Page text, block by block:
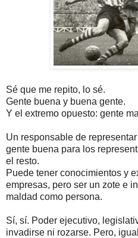
Sé que me repito, lo sé.
Gente buena y buena gente.
Y el extremo opuesto: gente
Un responsable de
gente buena para los
el resto.
Puede tener conocimientos y
empresas, pero ser un zote e
maldad como persona.
Sí, sí. Poder ejecutivo,
invadirse ni rozarse. Pero,